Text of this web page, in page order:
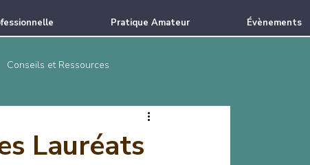
Pratique Amateur Évènements
Conseils et Ressources
Lauréats